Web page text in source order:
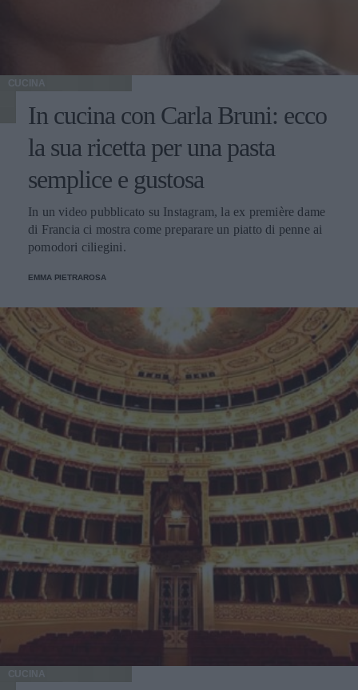
CUCINA
In cucina con Carla Bruni: ecco
la sua ricetta per una pasta
semplice e gustosa
In un video pubblicato su Instagram, la ex première dame
di Francia ci mostra come preparare un piatto di penne ai
pomodori ciliegini.
EMMA PIETRAROSA
CUCINA